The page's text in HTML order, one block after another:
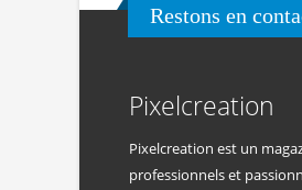
Restons en
Pixelcreation
Pixelcreation est un
professionnels et